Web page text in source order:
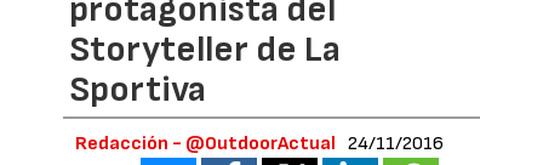
protagonista del
Storyteller de La
Sportiva
Redacción - @OutdoorActual 24/11/2016